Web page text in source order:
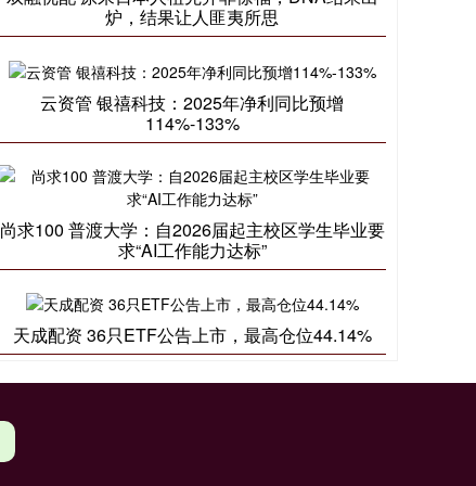
炉，结果让人匪夷所思
云资管 银禧科技：2025年净利同比预增
114%-133%
尚求100 普渡大学：自2026届起主校区学生毕业要
求“AI工作能力达标”
天成配资 36只ETF公告上市，最高仓位44.14%